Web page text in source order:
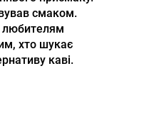
смаком.
хто шукає
каві.